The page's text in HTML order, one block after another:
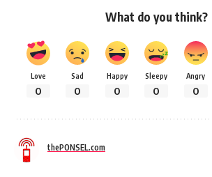
What do you think?
Love
0
Sad
0
Happy
0
Sleepy
0
Angry
0
thePONSEL.com